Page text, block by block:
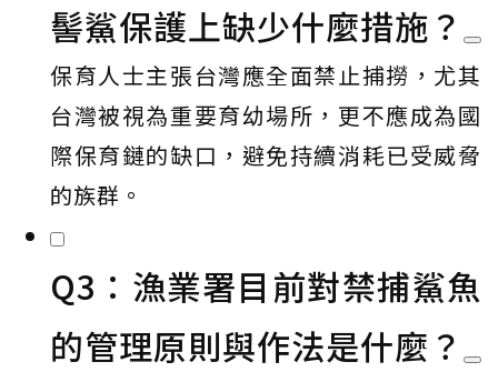
髻鯊保護上缺少什麼措施？
保育人士主張台灣應全面禁止捕撈，尤其
台灣被視為重要育幼場所，更不應成為國
際保育鏈的缺口，避免持續消耗已受威脅
的族群。
Q3：漁業署目前對禁捕鯊魚
的管理原則與作法是什麼？